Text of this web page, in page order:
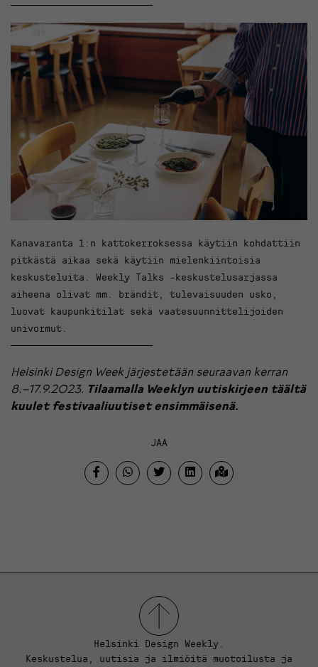
Kanavaranta 1:n kattokerroksessa käytiin kohdattiin
pitkästä aikaa sekä käytiin mielenkiintoisia
keskusteluita. Weekly Talks -keskustelusarjassa
aiheena olivat mm. brändit, tulevaisuuden usko,
luovat kaupunkitilat sekä vaatesuunnittelijoiden
univormut.
Helsinki Design Week järjestetään seuraavan kerran
8.–17.9.2023. Tilaamalla Weeklyn uutiskirjeen täältä
kuulet festivaaliuutiset ensimmäisenä.
JAA
Helsinki Design Weekly.
Keskustelua, uutisia ja ilmiöitä muotoilusta ja